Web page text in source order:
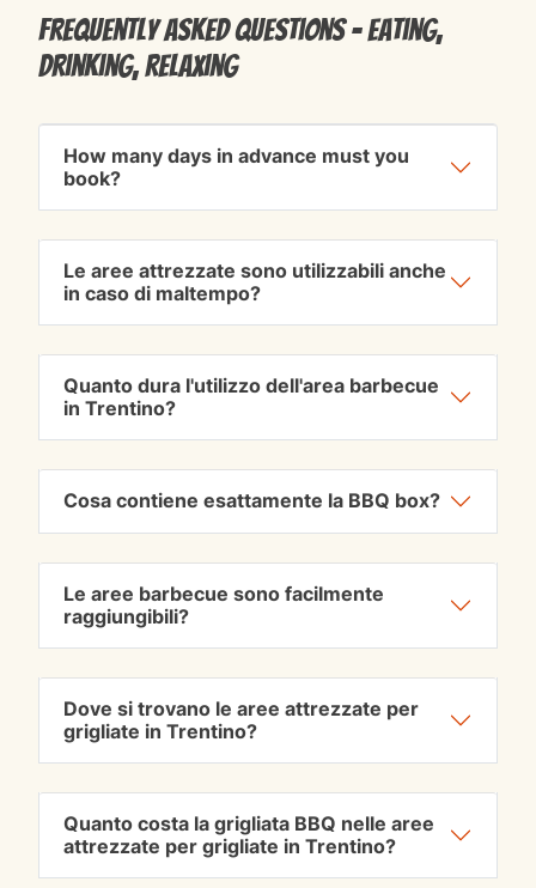
Frequently Asked Questions - Eating,
drinking, relaxing
How many days in advance must you
book?
Le aree attrezzate sono utilizzabili anche
in caso di maltempo?
Quanto dura l'utilizzo dell'area barbecue
in Trentino?
Cosa contiene esattamente la BBQ box?
Le aree barbecue sono facilmente
raggiungibili?
Dove si trovano le aree attrezzate per
grigliate in Trentino?
Quanto costa la grigliata BBQ nelle aree
attrezzate per grigliate in Trentino?